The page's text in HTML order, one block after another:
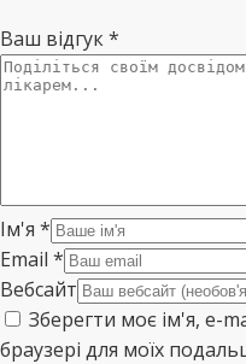
Ваш відгук*
Ім'я *
Email *
Вебсайт
Зберегти моє ім'я, e-
браузері для моїх